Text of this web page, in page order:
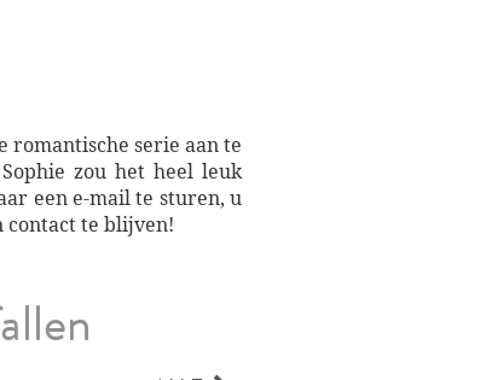
romantische serie aan te
Sophie zou het heel leuk
een e-mail te sturen, u
contact te blijven!